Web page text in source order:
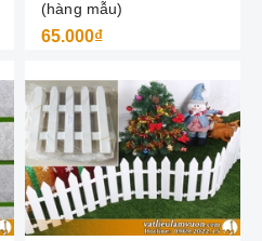
(hàng mẫu)
65.000₫